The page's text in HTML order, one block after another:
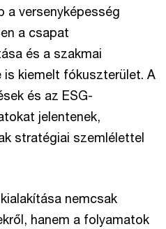
a versenyképesség
a csapat
és a szakmai
kiemelt fókuszterület. A
és az ESG-
jelentenek,
stratégiai szemlélettel
nemcsak
hanem a folyamatok